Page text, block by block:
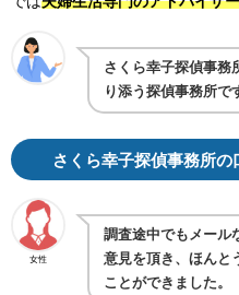
さくら幸子探偵事務
り添う探偵事務所で
さくら幸子探偵事務所の
女性
調査途中でもメール
意見を頂き、ほんと
ことができました。